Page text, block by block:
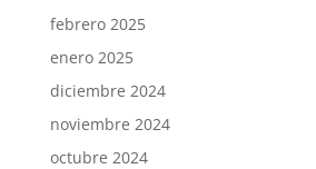
febrero 2025
enero 2025
diciembre 2024
noviembre 2024
octubre 2024